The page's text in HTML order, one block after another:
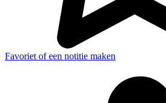
Favoriet of een notitie maken